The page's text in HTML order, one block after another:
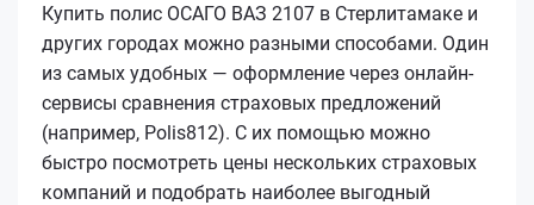
Купить полис ОСАГО ВАЗ 2107 в Стерлитамаке и
других городах можно разными способами. Один
из самых удобных — оформление через онлайн-
сервисы сравнения страховых предложений
(например, Polis812). С их помощью можно
быстро посмотреть цены нескольких страховых
компаний и подобрать наиболее выгодный